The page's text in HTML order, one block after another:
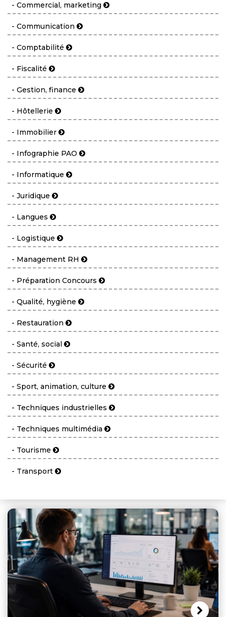
- Commercial, marketing
- Communication
- Comptabilité
- Fiscalité
- Gestion, finance
- Hôtellerie
- Immobilier
- Infographie PAO
- Informatique
- Juridique
- Langues
- Logistique
- Management RH
- Préparation Concours
- Qualité, hygiène
- Restauration
- Santé, social
- Sécurité
- Sport, animation, culture
- Techniques industrielles
- Techniques multimédia
- Tourisme
- Transport